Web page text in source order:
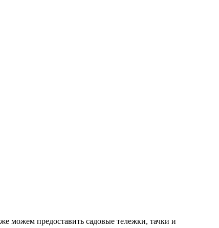
можем предоставить садовые тележки, тачки и